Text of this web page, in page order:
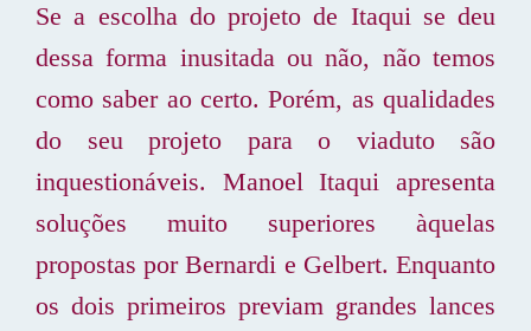
Se a escolha do projeto de Itaqui se deu
dessa forma inusitada ou não, não temos
como saber ao certo. Porém, as qualidades
do seu projeto para o viaduto são
inquestionáveis. Manoel Itaqui apresenta
soluções muito superiores àquelas
propostas por Bernardi e Gelbert. Enquanto
os dois primeiros previam grandes lances